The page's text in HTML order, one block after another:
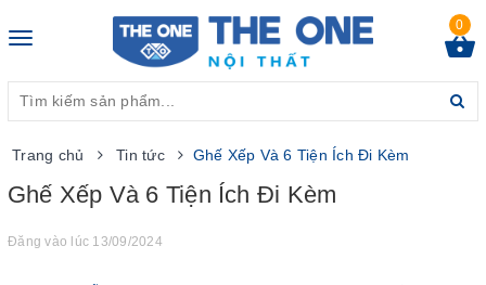
Toggle
0
Trang chủ Tin tức Ghế Xếp Và 6 Tiện Ích Đi Kèm
Ghế Xếp Và 6 Tiện Ích Đi Kèm
Đăng vào lúc 13/09/2024